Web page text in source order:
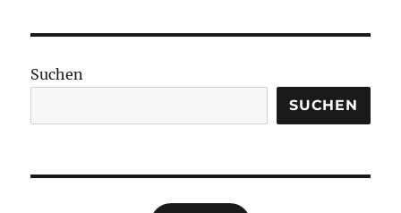
Suchen
SUCHEN